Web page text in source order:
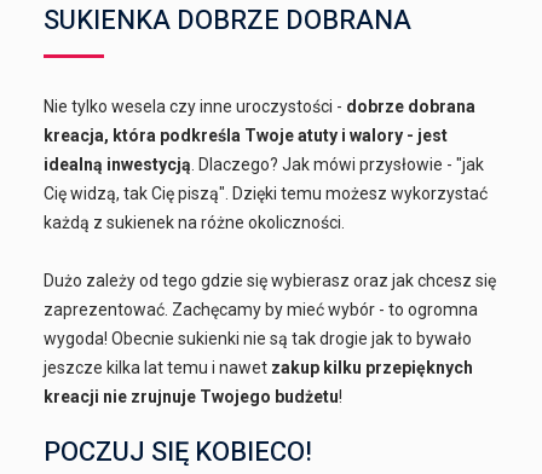
SUKIENKA DOBRZE DOBRANA
Nie tylko wesela czy inne uroczystości - dobrze dobrana
kreacja, która podkreśla Twoje atuty i walory - jest
idealną inwestycją . Dlaczego? Jak mówi przysłowie - "jak
Cię widzą, tak Cię piszą". Dzięki temu możesz wykorzystać
każdą z sukienek na różne okoliczności.
Dużo zależy od tego gdzie się wybierasz oraz jak chcesz się
zaprezentować. Zachęcamy by mieć wybór - to ogromna
wygoda! Obecnie sukienki nie są tak drogie jak to bywało
jeszcze kilka lat temu i nawet zakup kilku przepięknych
kreacji nie zrujnuje Twojego budżetu!
POCZUJ SIĘ KOBIECO!